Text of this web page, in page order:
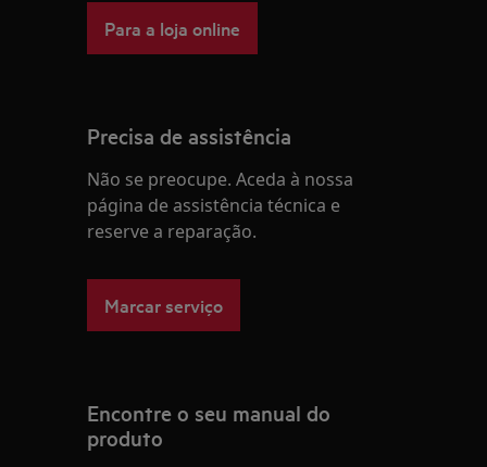
Para a loja online
Precisa de assistência
Não se preocupe. Aceda à nossa
página de assistência técnica e
reserve a reparação.
Marcar serviço
Encontre o seu manual do
produto